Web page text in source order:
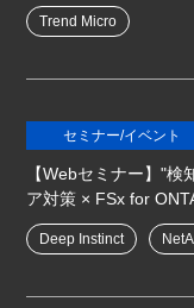
Trend Micro
セミナー/イベント
【Webセミナー】"
ア対策 × FSx for
Deep Instinct